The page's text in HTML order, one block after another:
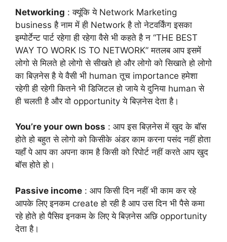
Networking : क्यूंकि ये Network Marketing
business है नाम में ही Network है तो नेटवर्किंग इसका
इम्पोर्टेन्ट पार्ट रहेगा ही रहेगा वैसे भी कहते है न “THE BEST
WAY TO WORK IS TO NETWORK” मतलब आप इसमें
लोगो से मिलते हो लोगो से सीखते हो और लोगो को सिखाते हो लोगो
का बिज़नेस है ये वैसी भी human तूच importance हमेशा
रहेगी ही रहेगी कितने भी डिजिटल हो जाये ये दुनिया human से
ही चलती है और वो opportunity ये बिज़नेस देता है।
You’re your own boss : आप इस बिज़नेस में खुद के बॉस
होते हो बहुत से लोगो को किसीके अंडर काम करना पसंद नहीं होता
यहाँ पे आप का अपना काम है किसी को रिपोर्ट नहीं करते आप खुद
बॉस होते हो।
Passive income : आप किसी दिन नहीं भी काम कर रहे
आपके लिए इनकम create हो रही है आप उस दिन भी पैसे कमा
रहे होते हो पैसिव इनकम के लिए ये बिज़नेस अछि opportunity
देता है।